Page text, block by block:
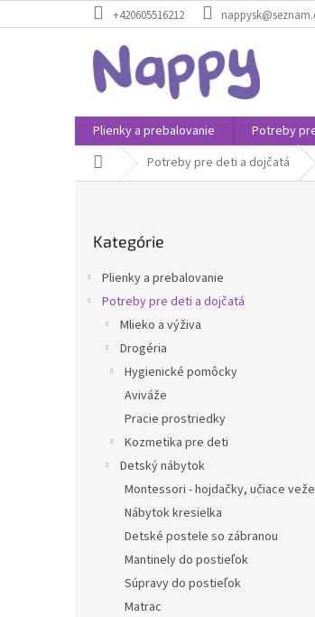
na
+420605516212
Plienky a prebalovanie Potreby
DomovPotreby pre deti a dojčatá
kategórie
Kategórie
Plienky a prebalovanie
Potreby pre deti a dojčatá
Mlieko a výživa
Drogéria
Hygienické pomôcky
Aviváže
Pracie prostriedky
Kozmetika pre deti
Detský nábytok
Montessori - hojdačky, učiace veže
Nábytok kresielka
Detské postele so zábranou
Mantinely do postieľok
Súpravy do postieľok
Matrac